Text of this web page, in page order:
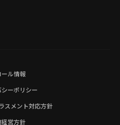
ール情報
ーポリシー
スメント対応方針
経営方針